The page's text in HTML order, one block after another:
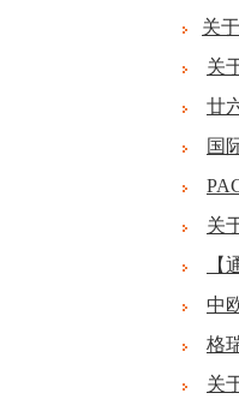
关
关
廿
国
关
【
中
格
关